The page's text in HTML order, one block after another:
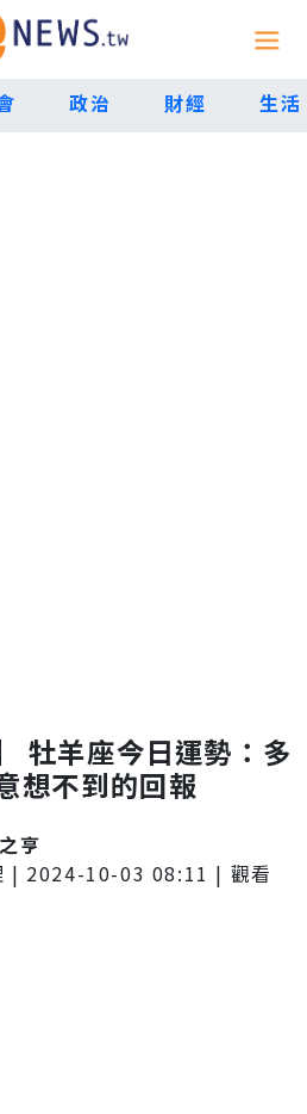
政治 財經 生活
牡羊座今日運勢：多
想不到的回報
亨
| 2024-10-03 08:11 | 觀看